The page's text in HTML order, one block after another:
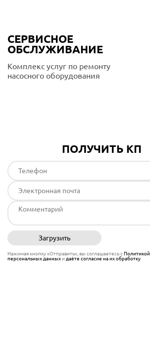
СЕРВИСНОЕ
ОБСЛУЖИВАНИЕ
Комплекс услуг по ремонту
насосного оборудования
ПОЛУЧИТЬ КП
Загрузить
Нажимая кнопку «Отправить», вы соглашаетесь с
персональных данныхи даёте согласие на их обработку